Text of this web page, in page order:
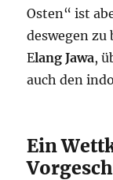
Osten“ ist
deswegen zu
Elang Jawa,
auch den
Ein